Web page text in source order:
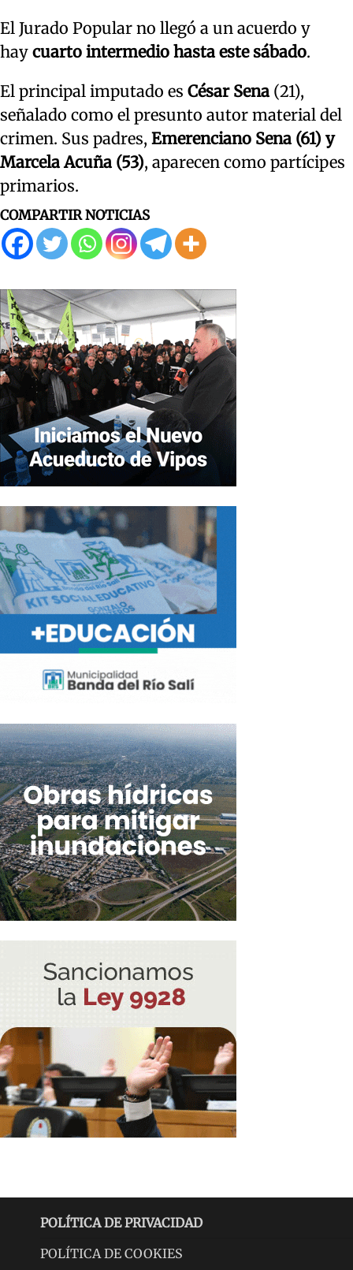
El Jurado Popular no llegó a un acuerdo y
hay cuarto intermedio hasta este sábado.
El principal imputado es César Sena (21),
señalado como el presunto autor material del
crimen. Sus padres, Emerenciano Sena (61) y
Marcela Acuña (53), aparecen como partícipes
primarios.
COMPARTIR NOTICIAS
POLÍTICA DE PRIVACIDAD
POLÍTICA DE COOKIES